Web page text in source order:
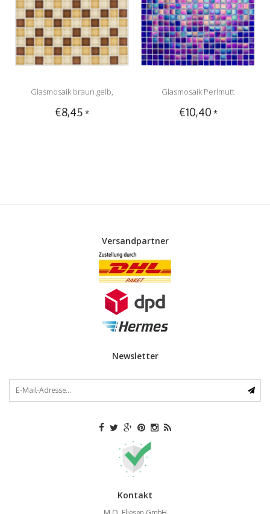
Glasmosaik braun gelb,
glänzend - 30cm x 30cm
€8,45 *
Glasmosaik Perlmutt
Dunkelblau - 33cm x 33cm
€10,40 *
Versandpartner
Newsletter
Kontakt
M.O. Fliesen GmbH